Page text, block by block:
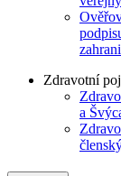
Zdravotní
a